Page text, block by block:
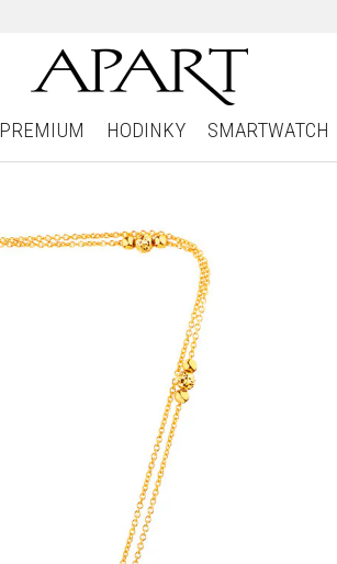
PREMIUM HODINKY SMARTWATCH